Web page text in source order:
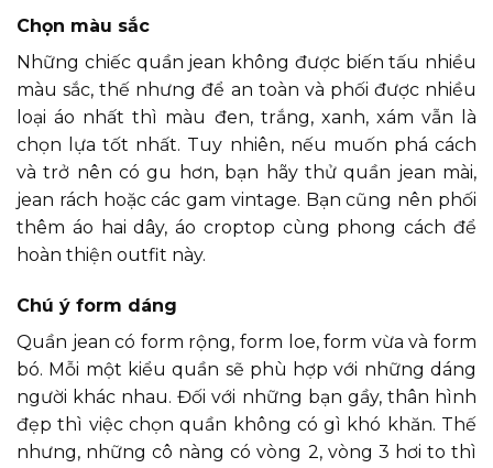
Chọn màu sắc
Những chiếc quần jean không được biến tấu nhiều
màu sắc, thế nhưng để an toàn và phối được nhiều
loại áo nhất thì màu đen, trắng, xanh, xám vẫn là
chọn lựa tốt nhất. Tuy nhiên, nếu muốn phá cách
và trở nên có gu hơn, bạn hãy thử quần jean mài,
jean rách hoặc các gam vintage. Bạn cũng nên phối
thêm áo hai dây, áo croptop cùng phong cách để
hoàn thiện outfit này.
Chú ý form dáng
Quần jean có form rộng, form loe, form vừa và form
bó. Mỗi một kiểu quần sẽ phù hợp với những dáng
người khác nhau. Đối với những bạn gầy, thân hình
đẹp thì việc chọn quần không có gì khó khăn. Thế
nhưng, những cô nàng có vòng 2, vòng 3 hơi to thì